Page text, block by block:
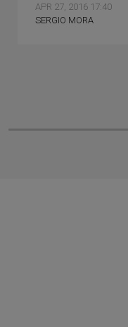
APR 27, 2016 17:40
SERGIO MORA